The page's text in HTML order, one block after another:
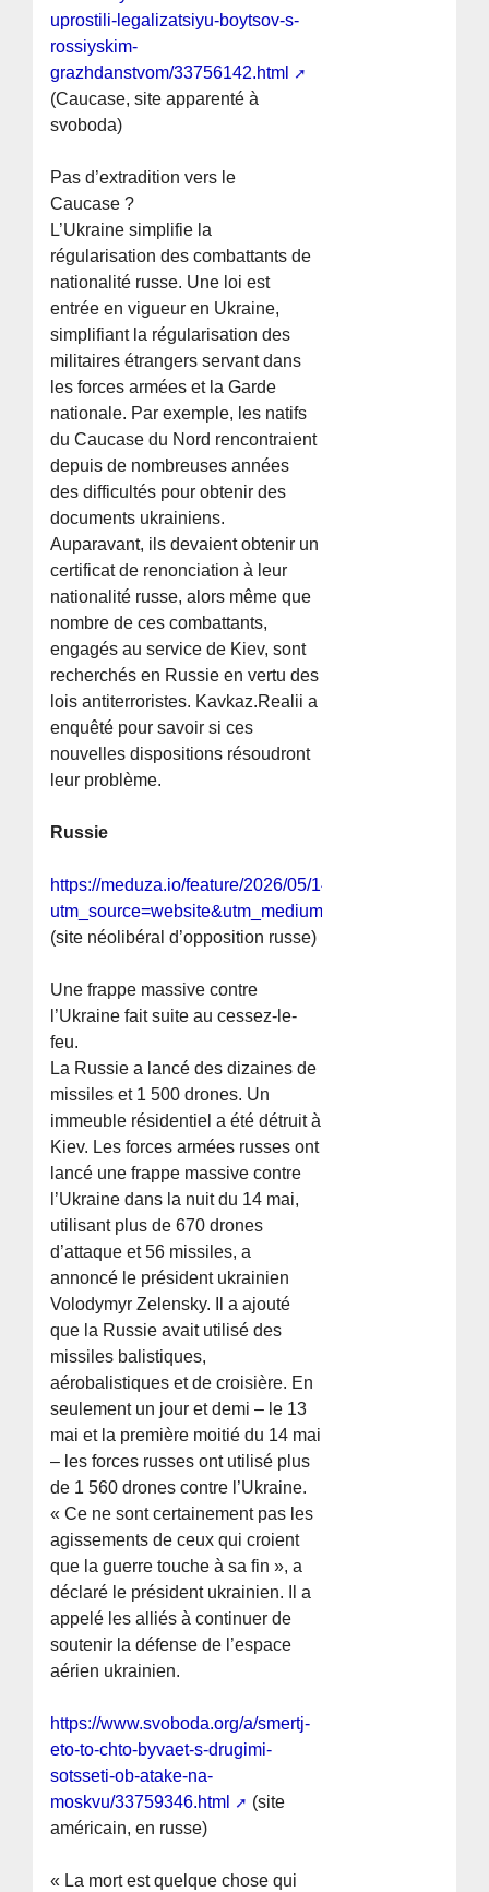
uprostili-legalizatsiyu-boytsov-s-
rossiyskim-
grazhdanstvom/33756142.html
(Caucase, site apparenté à
svoboda)
Pas d’extradition vers le
Caucase ?
L’Ukraine simplifie la
régularisation des combattants de
nationalité russe. Une loi est
entrée en vigueur en Ukraine,
simplifiant la régularisation des
militaires étrangers servant dans
les forces armées et la Garde
nationale. Par exemple, les natifs
du Caucase du Nord rencontraient
depuis de nombreuses années
des difficultés pour obtenir des
documents ukrainiens.
Auparavant, ils devaient obtenir un
certificat de renonciation à leur
nationalité russe, alors même que
nombre de ces combattants,
engagés au service de Kiev, sont
recherchés en Russie en vertu des
lois antiterroristes. Kavkaz.Realii a
enquêté pour savoir si ces
nouvelles dispositions résoudront
leur problème.
Russie
https://meduza.io/feature/2026/05/14/voyna?
(site néolibéral d’opposition russe)
Une frappe massive contre
l’Ukraine fait suite au cessez-le-
feu.
La Russie a lancé des dizaines de
missiles et 1 500 drones. Un
immeuble résidentiel a été détruit à
Kiev. Les forces armées russes ont
lancé une frappe massive contre
l’Ukraine dans la nuit du 14 mai,
utilisant plus de 670 drones
d’attaque et 56 missiles, a
annoncé le président ukrainien
Volodymyr Zelensky. Il a ajouté
que la Russie avait utilisé des
missiles balistiques,
aérobalistiques et de croisière. En
seulement un jour et demi – le 13
mai et la première moitié du 14 mai
– les forces russes ont utilisé plus
de 1 560 drones contre l’Ukraine.
« Ce ne sont certainement pas les
agissements de ceux qui croient
que la guerre touche à sa fin », a
déclaré le président ukrainien. Il a
appelé les alliés à continuer de
soutenir la défense de l’espace
aérien ukrainien.
https://www.svoboda.org/a/smertj-
eto-to-chto-byvaet-s-drugimi-
sotsseti-ob-atake-na-
moskvu/33759346.html
(site
américain, en russe)
« La mort est quelque chose qui